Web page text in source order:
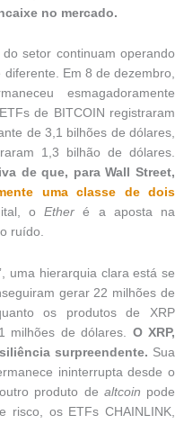
no mercado.
do setor continuam operando
Em 8 de dezembro,
esmagadoramente
de BITCOIN registraram
de 3,1 bilhões de dólares,
1,3 bilhão de dólares.
de que, para Wall Street,
uma classe de dois
o Ether é a aposta na
ruído.
uma hierarquia clara está se
gerar 22 milhões de
os produtos de XRP
milhões de dólares. O XRP,
surpreendente. Sua
ininterrupta desde o
produto de altcoin pode
risco, os ETFs CHAINLINK,